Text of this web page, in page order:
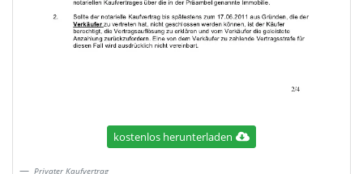
kostenlos herunterladen
Privater Kaufvertrag